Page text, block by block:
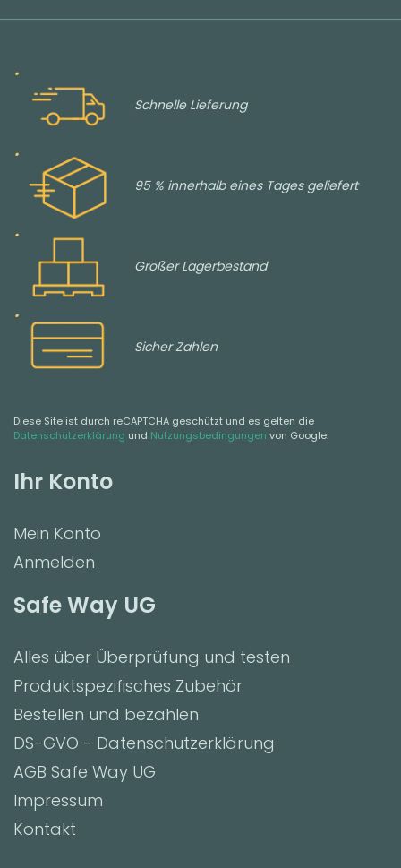
Schnelle Lieferung
95 % innerhalb eines Tages geliefert
Großer Lagerbestand
Sicher Zahlen
Diese Site ist durch reCAPTCHA geschützt und es gelten die
Datenschutzerklärung und Nutzungsbedingungen von Google.
Safe Way UG
Alles über Überprüfung und testen
Produktspezifisches Zubehör
Bestellen und bezahlen
DS-GVO - Datenschutzerklärung
AGB Safe Way UG
Impressum
Kontakt
Ihr Konto
Mein Konto
Anmelden